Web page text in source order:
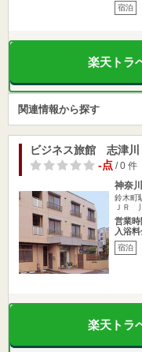
宿泊
楽天トラ
関連情報から探す
ビジネス旅館 志津川
-点/ 0 件
神奈
鈴木町
ＪＲ
営業時
入浴料
宿泊
楽天トラ